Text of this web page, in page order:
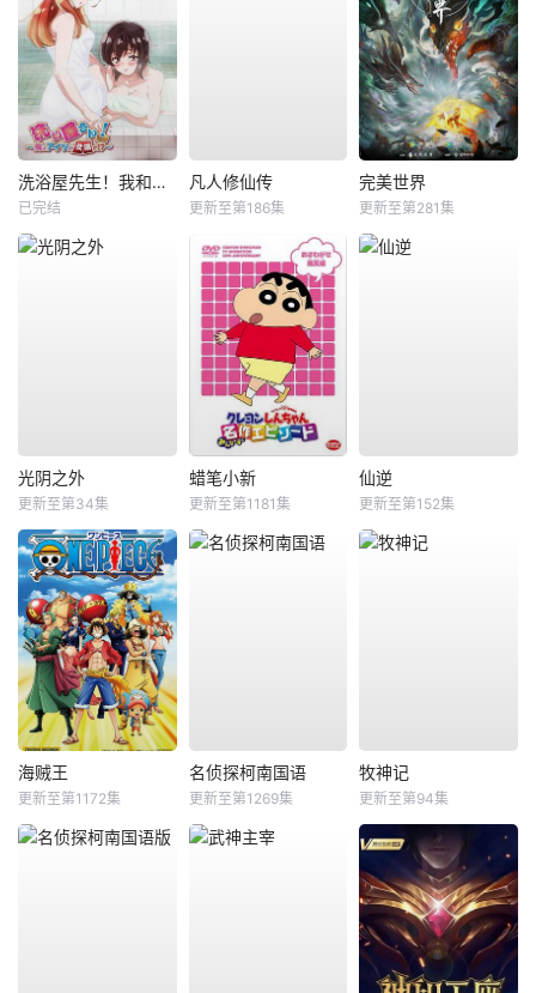
洗浴屋先生！我和那家伙在女浴池！？
已完结
凡人修仙传
更新至第186集
完美世界
更新至第281集
光阴之外
更新至第34集
蜡笔小新
更新至第1181集
仙逆
更新至第152集
海贼王
更新至第1172集
名侦探柯南国语
更新至第1269集
牧神记
更新至第94集